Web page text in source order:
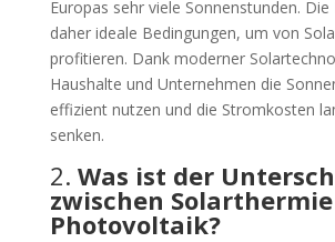
Europas sehr viele Sonnenstunden.
daher ideale Bedingungen, um von
profitieren. Dank moderner
Haushalte und Unternehmen die
effizient nutzen und die Stromkosten
senken.
2. Was ist der
zwischen
Photovoltaik?